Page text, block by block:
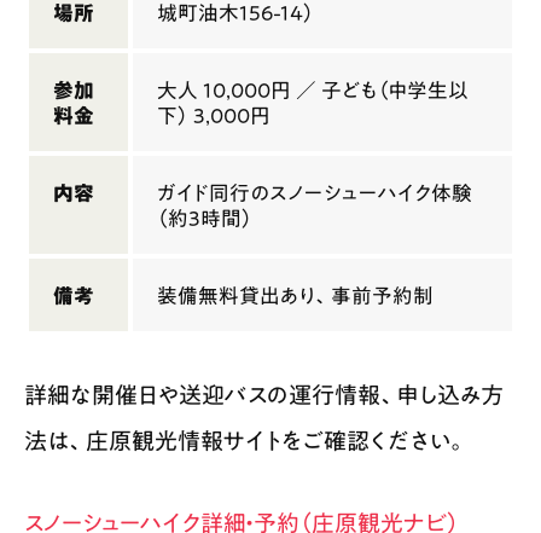
場所
城町油木156-14）
参加
料金
大人 10,000円 ／ 子ども（中学生以
下） 3,000円
内容
ガイド同行のスノーシューハイク体験
（約3時間）
備考 装備無料貸出あり、事前予約制
詳細な開催日や送迎バスの運行情報、申し込み方
法は、庄原観光情報サイトをご確認ください。
スノーシューハイク詳細・予約（庄原観光ナビ）